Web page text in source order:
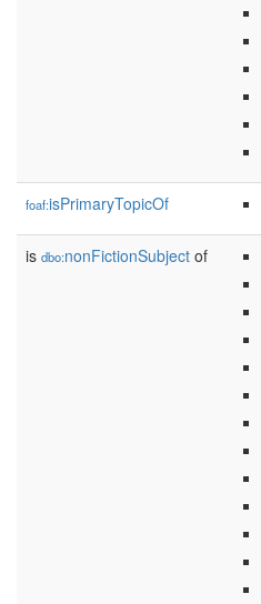
foaf:isPrimaryTopicOf
is dbo:nonFictionSubject of